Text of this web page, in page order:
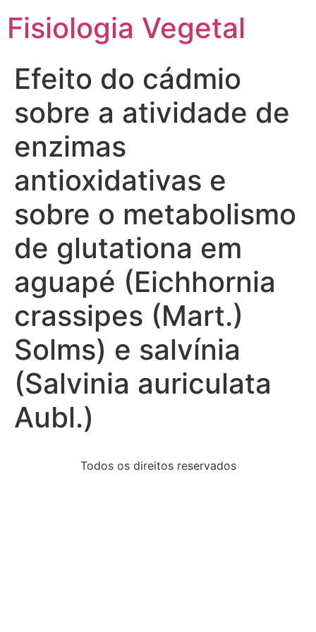
Fisiologia Vegetal
Efeito do cádmio
sobre a atividade de
enzimas
antioxidativas e
sobre o metabolismo
de glutationa em
aguapé (Eichhornia
crassipes (Mart.)
Solms) e salvínia
(Salvinia auriculata
Aubl.)
Todos os direitos reservados